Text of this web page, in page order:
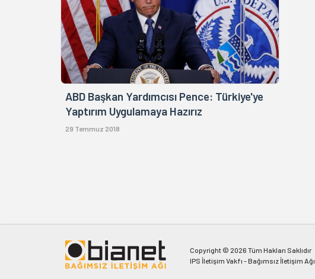
ABD Başkan Yardımcısı Pence: Türkiye'ye
Yaptırım Uygulamaya Hazırız
29 Temmuz 2018
Copyright © 2026 Tüm Hakları Saklıdır
IPS İletişim Vakfı - Bağımsız İletişim Ağı